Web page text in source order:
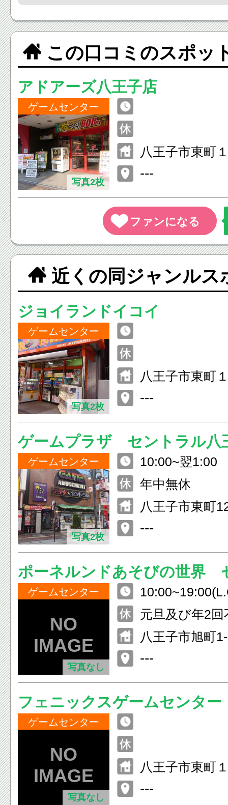
この口コミのスポッ
アドアーズ八王子店
ゲームセンター
写真2枚
八王子市東町
---
近くの同ジャンルス
ジョイランドイコイ
ゲームセンター
写真2枚
八王子市東町
---
ゲームプラザ セントラル八
ゲームセンター
写真2枚
10:00~翌1:00
年中無休
八王子市東町
---
ポーネルンドあそびの世界
子店
ゲームセンター
写真なし
元旦及び年2
八王子市旭町
---
フェニックスゲームセンター
ゲームセンター
写真なし
八王子市東町
---